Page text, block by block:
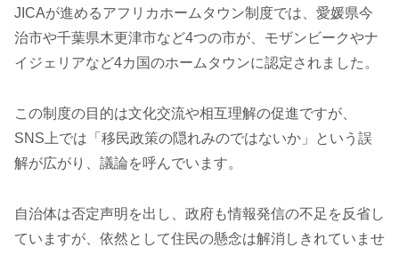
JICAが進めるアフリカホームタウン制度では、愛媛県今
治市や千葉県木更津市など4つの市が、モザンビークやナ
イジェリアなど4カ国のホームタウンに認定されました。
この制度の目的は文化交流や相互理解の促進ですが、
SNS上では「移民政策の隠れみのではないか」という誤
解が広がり、議論を呼んでいます。
自治体は否定声明を出し、政府も情報発信の不足を反省し
ていますが、依然として住民の懸念は解消しきれていませ